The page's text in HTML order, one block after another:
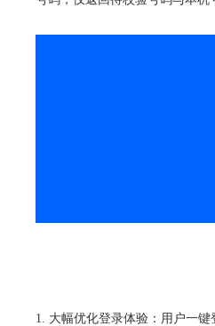
大幅优化登录体验：用户一